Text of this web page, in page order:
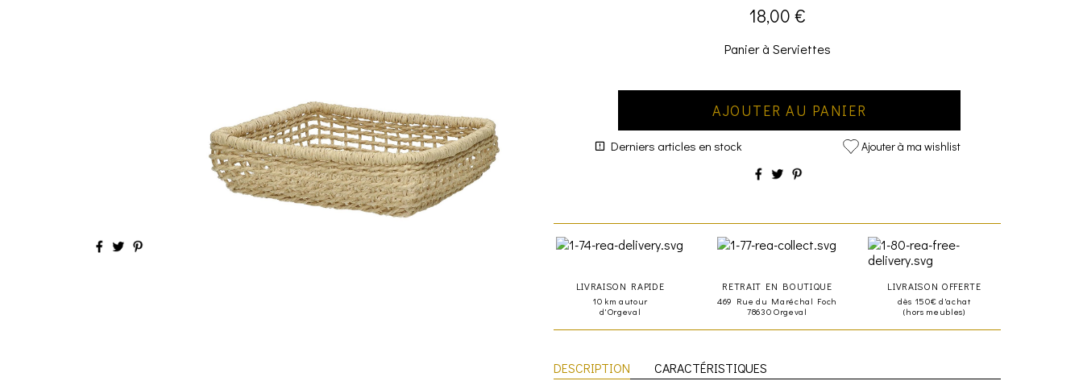
18,00 €
Panier à Serviettes
AJOUTER AU PANIER
Derniers articles en stock Ajouter à ma wishlist
LIVRAISON RAPIDE
10 km autour
d'Orgeval
RETRAIT EN BOUTIQUE
469 Rue du Maréchal Foch
78630 Orgeval
LIVRAISON OFFERTE
dès 150€ d'achat
(hors meubles)
DESCRIPTION CARACTÉRISTIQUES